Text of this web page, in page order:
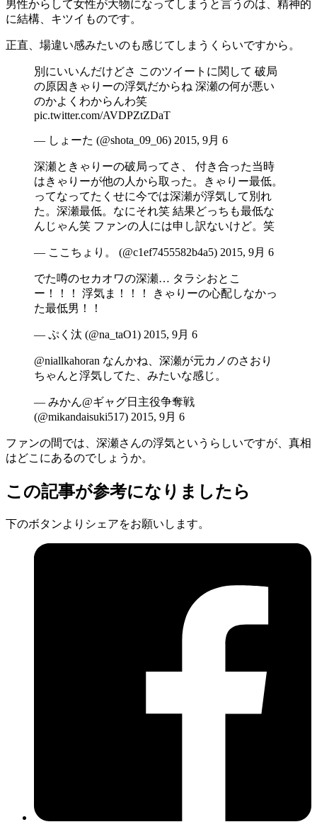
男性からして女性が大物になってしまうと言うのは、精神的
に結構、キツイものです。
正直、場違い感みたいのも感じてしまうくらいですから。
別にいいんだけどさ このツイートに関して 破局
の原因きゃりーの浮気だからね 深瀬の何が悪い
のかよくわからんわ笑
pic.twitter.com/AVDPZtZDaT
— しょーた (@shota_09_06) 2015, 9月 6
深瀬ときゃりーの破局ってさ、 付き合った当時
はきゃりーが他の人から取った。きゃりー最低。
ってなってたくせに今では深瀬が浮気して別れ
た。深瀬最低。なにそれ笑 結果どっちも最低な
んじゃん笑 ファンの人には申し訳ないけど。笑
— ここちょり。 (@c1ef7455582b4a5) 2015, 9月 6
でた噂のセカオワの深瀬… タラシおとこ
ー！！！ 浮気ま！！！ きゃりーの心配しなかっ
た最低男！！
— ぷく汰 (@na_taO1) 2015, 9月 6
@niallkahoran なんかね、深瀬が元カノのさおり
ちゃんと浮気してた、みたいな感じ。
— みかん@ギャグ日主役争奪戦
(@mikandaisuki517) 2015, 9月 6
ファンの間では、深瀬さんの浮気というらしいですが、真相
はどこにあるのでしょうか。
この記事が参考になりましたら
下のボタンよりシェアをお願いします。